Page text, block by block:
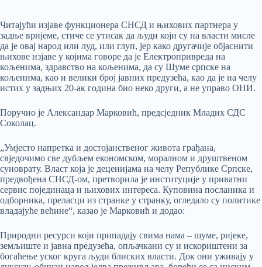
Читајући изјаве функционера СНСД и њихових партнера у
задње вријеме, стиче се утисак да људи који су на власти мисле
да је овај народ или луд, или глуп, јер како другачије објаснити
њихове изјаве у којима говоре да је Електропривреда на
кољенима, здравство на кољенима, да су Шуме српске на
кољенима, као и велики број јавних предузећа, као да је на челу
истих у задњих 20-ак година био неко други, а не управо ОНИ.
Поручио је Александар Марковић, предсједник Младих СДС
Соколац.
„Умјесто напретка и достојанственог живота грађана,
свједочимо све дубљем економском, моралном и друштвеном
суноврату. Власт која је деценијама на челу Републике Српске,
предвођена СНСД-ом, претворила је институције у приватни
сервис појединаца и њихових интереса. Куповина посланика и
одборника, преласци из странке у странку, огледало су политике
владајуће већине“, казао је Марковић и додао:
Природни ресурси који припадају свима нама – шуме, ријеке,
земљиште и јавна предузећа, опљачкани су и искориштени за
богаћење уског круга људи блиских власти. Док они уживају у